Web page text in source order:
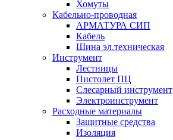
Хомуты
Кабельно-проводная
АРМАТУРА СИП
Кабель
Шина эл.техническая
Инструмент
Лестницы
Пистолет ПЦ
Слесарный инструмент
Электроинструмент
Расходные материалы
Защитные средства
Изоляция